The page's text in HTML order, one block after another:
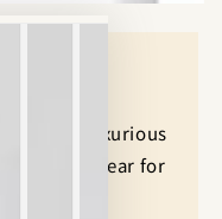
with our luxurious
teddy bear for